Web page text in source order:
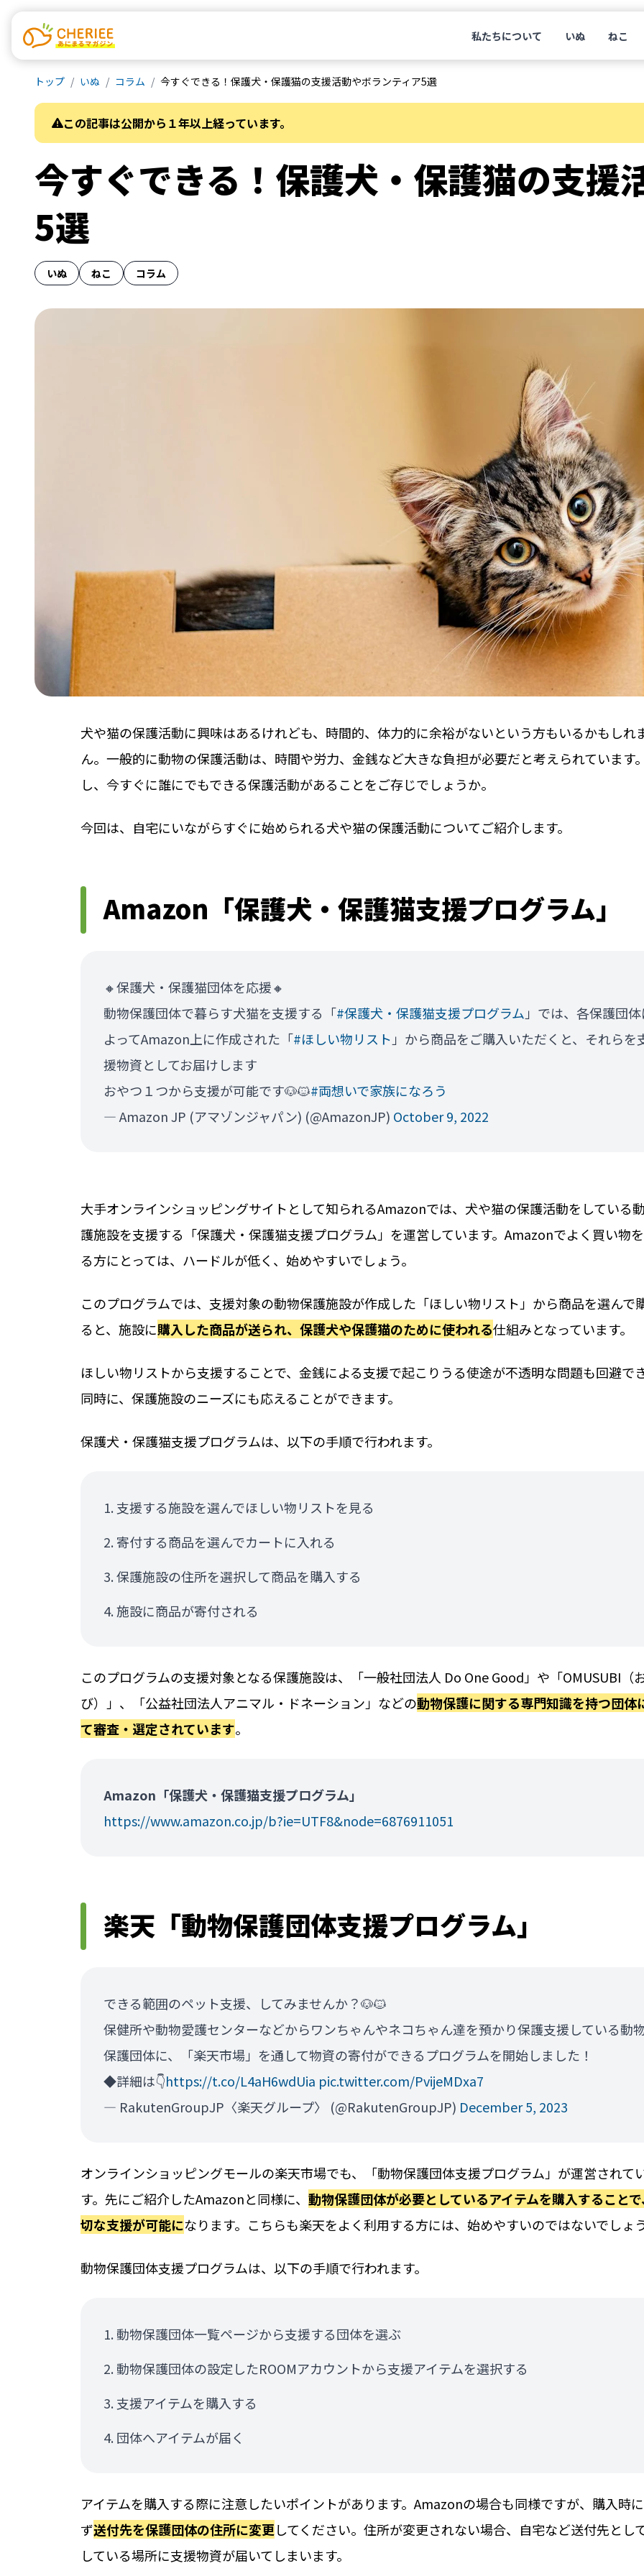
私たちについて いぬ ねこ
トップ いぬ コラム 今すぐできる！保護犬・保護猫の支援活動やボランティア5選
この記事は公開から１年以上経っています。
今すぐできる！保護犬・保護猫の支援
5選
いぬ ねこ コラム
犬や猫の保護活動に興味はあるけれども、時間的、体力的に余裕がないという方もいるかもしれ
ん。一般的に動物の保護活動は、時間や労力、金銭など大きな負担が必要だと考えられています
し、今すぐに誰にでもできる保護活動があることをご存じでしょうか。
今回は、自宅にいながらすぐに始められる犬や猫の保護活動についてご紹介します。
Amazon「保護犬・保護猫支援プログラム」
🔸保護犬・保護猫団体を応援🔸
動物保護団体で暮らす犬猫を支援する「#保護犬・保護猫支援プログラム 」では、各保護団体
よってAmazon上に作成された「#ほしい物リスト 」から商品をご購入いただくと、それらを
援物資としてお届けします
おやつ１つから支援が可能です🐶🐱#両想いで家族になろう
— Amazon JP (アマゾンジャパン) (@AmazonJP) October 9, 2022
大手オンラインショッピングサイトとして知られるAmazonでは、犬や猫の保護活動をしている
護施設を支援する「保護犬・保護猫支援プログラム」を運営しています。Amazonでよく買い物
る方にとっては、ハードルが低く、始めやすいでしょう。
このプログラムでは、支援対象の動物保護施設が作成した「ほしい物リスト」から商品を選んで
ると、施設に購入した商品が送られ、保護犬や保護猫のために使われる仕組みとなっています。
ほしい物リストから支援することで、金銭による支援で起こりうる使途が不透明な問題も回避で
同時に、保護施設のニーズにも応えることができます。
保護犬・保護猫支援プログラムは、以下の手順で行われます。
支援する施設を選んでほしい物リストを見る
寄付する商品を選んでカートに入れる
保護施設の住所を選択して商品を購入する
施設に商品が寄付される
このプログラムの支援対象となる保護施設は、「一般社団法人 Do One Good」や「OMUSUBI（
び）」、「公益社団法人アニマル・ドネーション」などの動物保護に関する専門知識を持つ団体
て審査・選定されています。
Amazon「保護犬・保護猫支援プログラム」
https://www.amazon.co.jp/b?ie=UTF8&node=6876911051
楽天「動物保護団体支援プログラム」
できる範囲のペット支援、してみませんか？🐶🐱
保健所や動物愛護センターなどからワンちゃんやネコちゃん達を預かり保護支援している動
保護団体に、「楽天市場」を通して物資の寄付ができるプログラムを開始しました！
◆詳細は👇https://t.co/L4aH6wdUia pic.twitter.com/PvijeMDxa7
— RakutenGroupJP〈楽天グループ〉 (@RakutenGroupJP) December 5, 2023
オンラインショッピングモールの楽天市場でも、「動物保護団体支援プログラム」が運営されて
す。先にご紹介したAmazonと同様に、 動物保護団体が必要としているアイテムを購入すること
切な支援が可能になります。こちらも楽天をよく利用する方には、始めやすいのではないでしょう
動物保護団体支援プログラムは、以下の手順で行われます。
動物保護団体一覧ページから支援する団体を選ぶ
動物保護団体の設定したROOMアカウントから支援アイテムを選択する
支援アイテムを購入する
団体へアイテムが届く
アイテムを購入する際に注意したいポイントがあります。Amazonの場合も同様ですが、購入時
ず送付先を保護団体の住所に変更してください。住所が変更されない場合、自宅など送付先とし
している場所に支援物資が届いてしまいます。